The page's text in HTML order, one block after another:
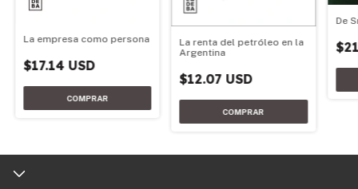
La empresa como persona
$17.14 USD
La renta del petróleo en la
Argentina
$12.07 USD
De